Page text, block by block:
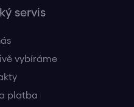
servis
vybíráme
platba